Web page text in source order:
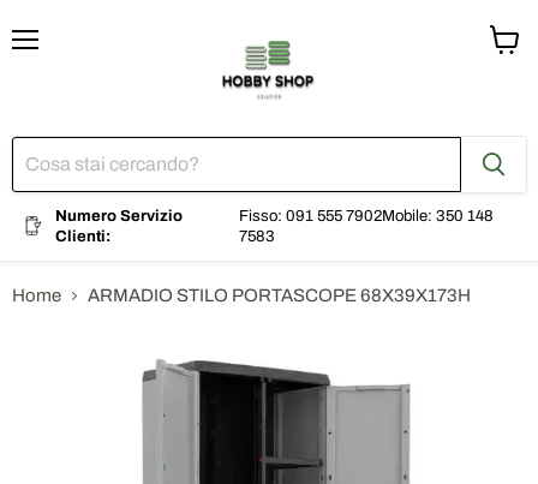
Numero Servizio
Clienti:
Fisso: 091 555 7902Mobile: 350 148
7583
Home ARMADIO STILO PORTASCOPE 68X39X173H